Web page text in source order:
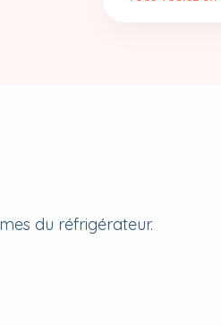
du réfrigérateur.